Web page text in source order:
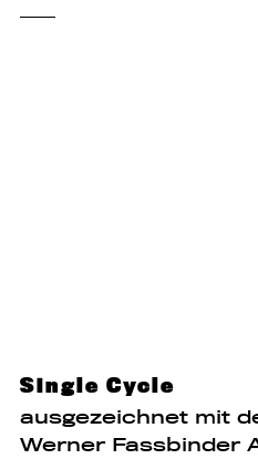
Single Cycle
ausgezeichnet mit
Werner Fassbinder